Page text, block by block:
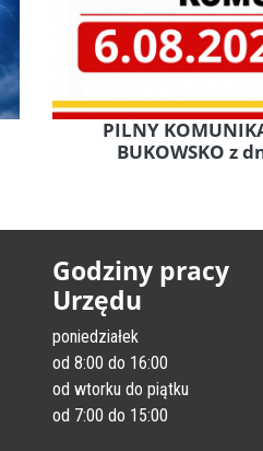
PILNY
BUKOWSKO z
Godziny pracy
Urzędu
poniedziałek
od 8:00 do 16:00
od wtorku do piątku
od 7:00 do 15:00